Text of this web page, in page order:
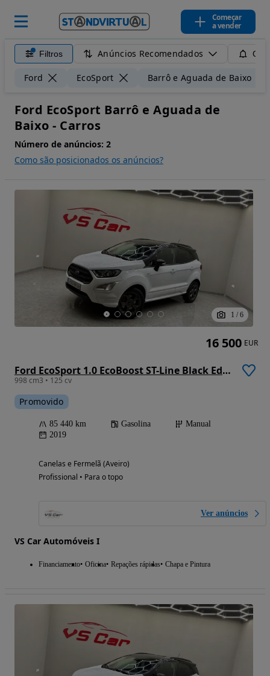
Começar
a vender
Filtros Anúncios Recomendados
Ford EcoSport Barrô e Aguada de Baixo
Ford EcoSport Barrô e Aguada de
Baixo - Carros
Número de anúncios: 2
Como são posicionados os anúncios?
1 / 6
Ford EcoSport 1.0 EcoBoost ST-Line Black Edition
998 cm3 • 125 cv
Promovido
85 440 km Gasolina
Manual
2019
Canelas e Fermelã (Aveiro)
Profissional • Para o topo
Ver anúncios
VS Car Automóveis I
Financiamento Oficina Repações rápidas Chapa e Pintura
16 500 EUR